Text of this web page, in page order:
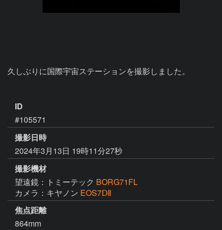
久しぶりに国際宇宙ステーションを撮影しました。
ID
#105571
撮影日時
2024年3月13日 19時11分27秒
撮影機材
望遠鏡：トミーテック BORG71FL
カメラ：キヤノン EOS7ⅮⅡ
焦点距離
864mm